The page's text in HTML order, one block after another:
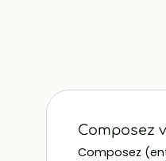
Composez
Composez